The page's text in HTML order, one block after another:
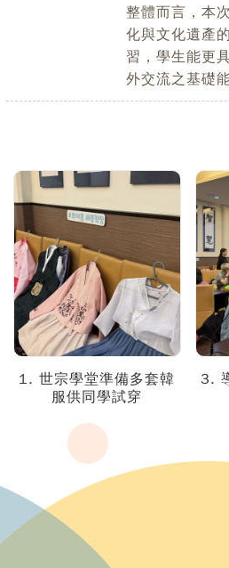
整體而言，本
化與文化遺產
習，學生能更
外交流之基礎能
1. 世宗學堂準備多套韓
服供同學試穿
3.